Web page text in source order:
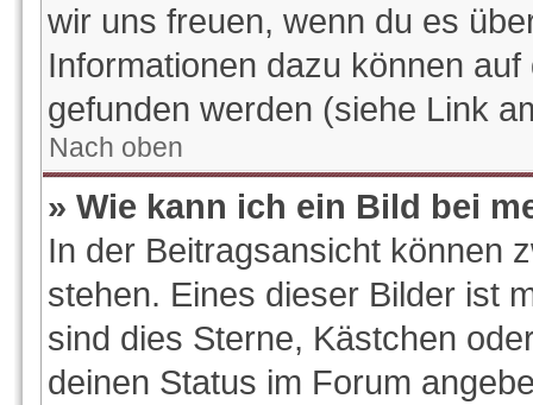
wir uns freuen, wenn du es
Informationen dazu können
gefunden werden (siehe Link
Nach oben
» Wie kann ich ein Bild bei
In der Beitragsansicht können
stehen. Eines dieser Bilder ist
sind dies Sterne, Kästchen
deinen Status im Forum